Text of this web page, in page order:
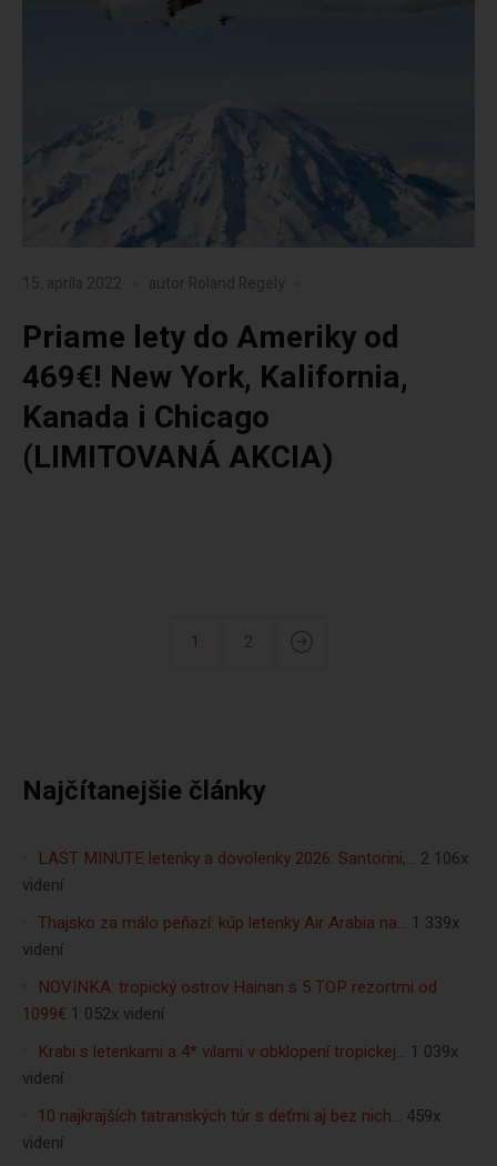
15. apríla 2022 autor Roland Regely
Priame lety do Ameriky od
469€! New York, Kalifornia,
Kanada i Chicago
(LIMITOVANÁ AKCIA)
1 2
Najčítanejšie články
LAST MINUTE letenky a dovolenky 2026: Santorini,… 2 106x
videní
Thajsko za málo peňazí: kúp letenky Air Arabia na… 1 339x
videní
NOVINKA: tropický ostrov Hainan s 5 TOP rezortmi od
1099€ 1 052x videní
Krabi s letenkami a 4* vilami v obklopení tropickej… 1 039x
videní
10 najkrajších tatranských túr s deťmi aj bez nich… 459x
videní